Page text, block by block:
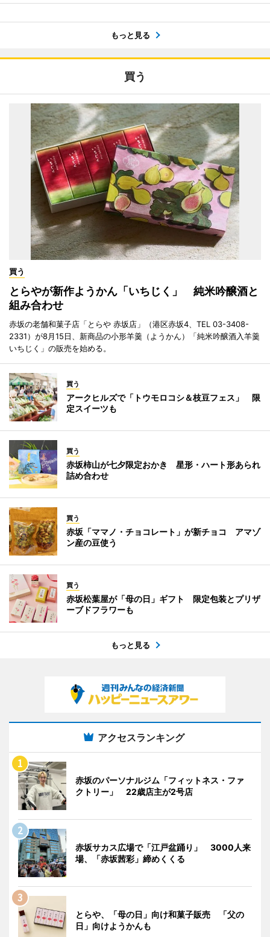
もっと見る
買う
買う
とらやが新作ようかん「いちじく」 純米吟醸酒と
組み合わせ
赤坂の老舗和菓子店「とらや 赤坂店」（港区赤坂4、TEL 03-3408-
2331）が8月15日、新商品の小形羊羹（ようかん）「純米吟醸酒入羊羹
いちじく」の販売を始める。
買う
アークヒルズで「トウモロコシ＆枝豆フェス」 限
定スイーツも
買う
赤坂柿山が七夕限定おかき 星形・ハート形あられ
詰め合わせ
買う
赤坂「ママノ・チョコレート」が新チョコ アマゾ
ン産の豆使う
買う
赤坂松葉屋が「母の日」ギフト 限定包装とプリザ
ーブドフラワーも
もっと見る
アクセスランキング
赤坂のパーソナルジム「フィットネス・ファ
クトリー」 22歳店主が2号店
赤坂サカス広場で「江戸盆踊り」 3000人来
場、「赤坂茜彩」締めくくる
とらや、「母の日」向け和菓子販売 「父の
日」向けようかんも